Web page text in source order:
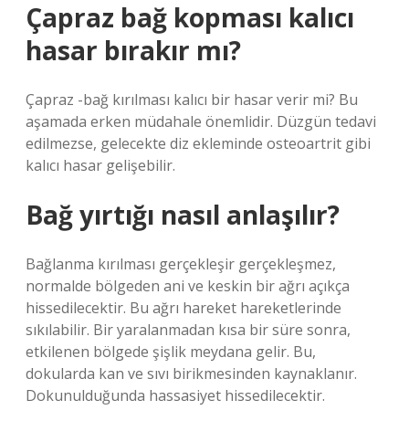
Çapraz bağ kopması kalıcı
hasar bırakır mı?
Çapraz -bağ kırılması kalıcı bir hasar verir mi? Bu
aşamada erken müdahale önemlidir. Düzgün tedavi
edilmezse, gelecekte diz ekleminde osteoartrit gibi
kalıcı hasar gelişebilir.
Bağ yırtığı nasıl anlaşılır?
Bağlanma kırılması gerçekleşir gerçekleşmez,
normalde bölgeden ani ve keskin bir ağrı açıkça
hissedilecektir. Bu ağrı hareket hareketlerinde
sıkılabilir. Bir yaralanmadan kısa bir süre sonra,
etkilenen bölgede şişlik meydana gelir. Bu,
dokularda kan ve sıvı birikmesinden kaynaklanır.
Dokunulduğunda hassasiyet hissedilecektir.